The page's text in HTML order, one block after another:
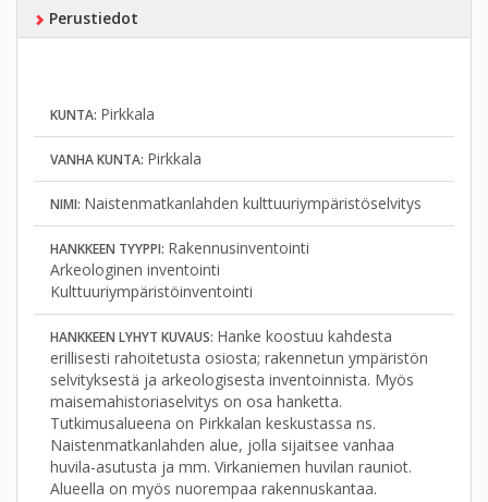
Perustiedot
KUNTA: Pirkkala
VANHA KUNTA: Pirkkala
NIMI: Naistenmatkanlahden kulttuuriympäristöselvitys
HANKKEEN TYYPPI: Rakennusinventointi
Arkeologinen inventointi
Kulttuuriympäristöinventointi
HANKKEEN LYHYT KUVAUS: Hanke koostuu kahdesta
erillisesti rahoitetusta osiosta; rakennetun ympäristön
selvityksestä ja arkeologisesta inventoinnista. Myös
maisemahistoriaselvitys on osa hanketta.
Tutkimusalueena on Pirkkalan keskustassa ns.
Naistenmatkanlahden alue, jolla sijaitsee vanhaa
huvila-asutusta ja mm. Virkaniemen huvilan rauniot.
Alueella on myös nuorempaa rakennuskantaa.